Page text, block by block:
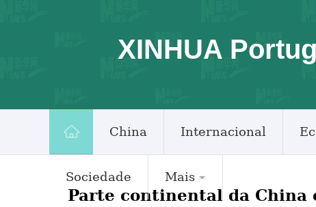
XINHUA
China Internacional
Sociedade Mais
Parte continental da China